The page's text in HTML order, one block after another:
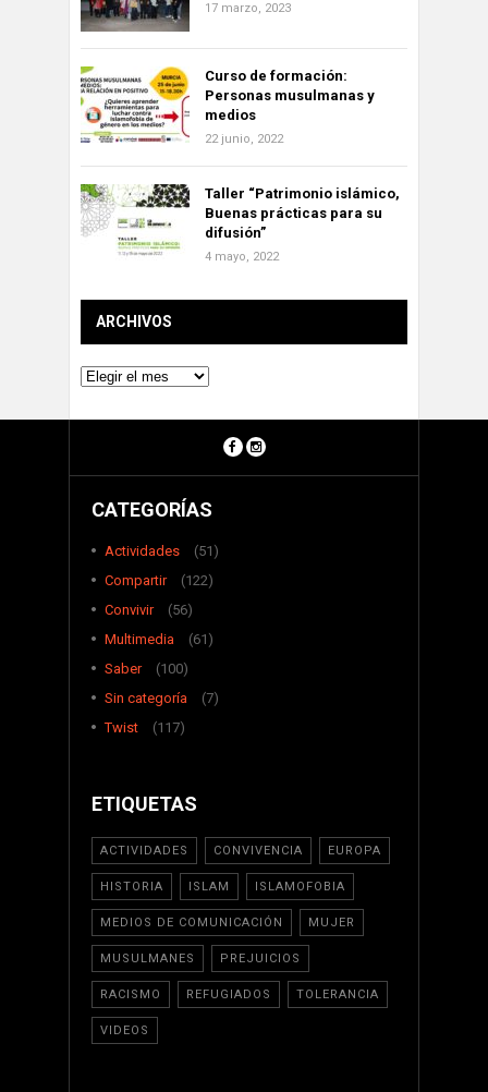
17 marzo, 2023
Curso de formación:
Personas musulmanas y
medios
22 junio, 2022
Taller “Patrimonio islámico,
Buenas prácticas para su
difusión”
4 mayo, 2022
ARCHIVOS
Archivos
CATEGORÍAS
Actividades
(51)
Compartir
(122)
Convivir
(56)
Multimedia
(61)
Saber
(100)
Sin categoría
(7)
Twist
(117)
ETIQUETAS
ACTIVIDADES CONVIVENCIA EUROPA
HISTORIA ISLAM ISLAMOFOBIA
MEDIOS DE COMUNICACIÓN MUJER
MUSULMANES PREJUICIOS
RACISMO REFUGIADOS TOLERANCIA
VIDEOS